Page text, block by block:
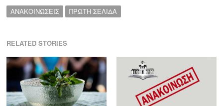
ΑΝΑΚΟΙΝΩΣΕΙΣ ΠΡΩΤΗ ΣΕΛΙΔΑ
RELATED STORIES